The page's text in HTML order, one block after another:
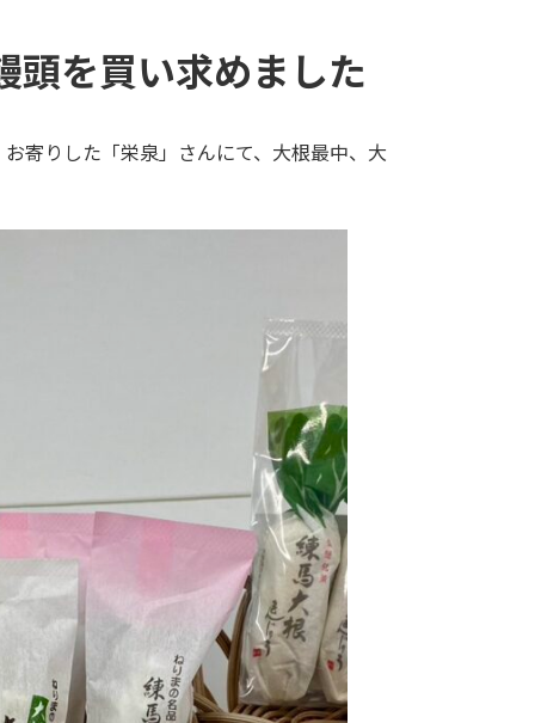
頭を買い求めました
寄りした「栄泉」さんにて、大根最中、大